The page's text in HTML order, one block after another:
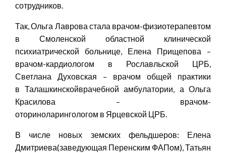
сотрудников.
Так, Ольга Лаврова стала врачом-физиотерапевтом
в Смоленской областной клинической
психиатрической больнице, Елена Прищепова –
врачом-кардиологом в Рославльской ЦРБ,
Светлана Духовская – врачом общей практики
в Талашкинскойврачебной амбулатории, а Ольга
Красилова – врачом-
оториноларингологом в Ярцевской ЦРБ.
В числе новых земских фельдшеров: Елена
Дмитриева(заведующая Перенским ФАПом), Татьяна